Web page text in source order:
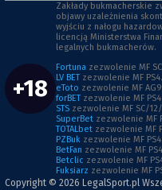
+18
Zakłady bukmacherskie
objawy uzależnienia
wyjściu z nałogu
licencją Ministerstwa
legalnych bukmacherów.
Fortuna zezwolenie MF
LV BET zezwolenie MF
eToto zezwolenie MF
forBET zezwolenie MF
STS zezwolenie MF SC/
SuperBet zezwolenie MF
TOTALbet zezwolenie MF
PZBuk zezwolenie MF
BetFan zezwolenie MF
Betclic zezwolenie MF
Fuksiarz zezwolenie MF
Copyright © 2026 LegalSport.pl